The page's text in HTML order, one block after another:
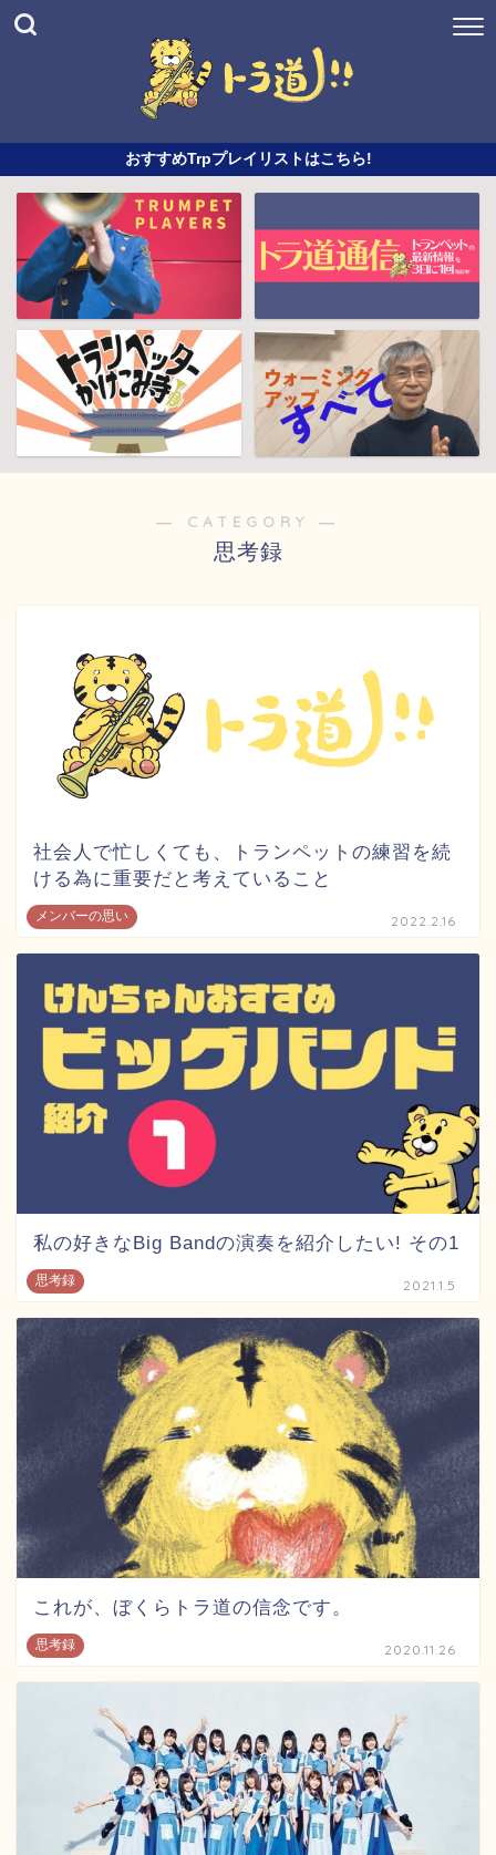
おすすめTrpプレイリストはこちら!
― CATEGORY ―
思考録
メンバーの思い
社会人で忙しくても、トランペットの練習を続
ける為に重要だと考えていること
2022.2.16
思考録
私の好きなBig Bandの演奏を紹介したい! その1
2021.1.5
思考録
これが、ぼくらトラ道の信念です。
2020.11.26